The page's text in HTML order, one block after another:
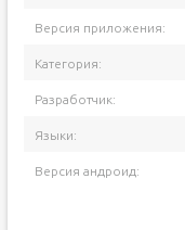
Версия приложения:
Категория:
Разработчик:
Языки:
Версия андроид: